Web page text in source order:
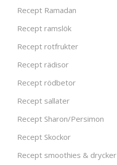
Recept Ramadan
Recept ramslök
Recept rotfrukter
Recept rädisor
Recept rödbetor
Recept sallater
Recept Sharon/Persimon
Recept Skockor
Recept smoothies & drycker